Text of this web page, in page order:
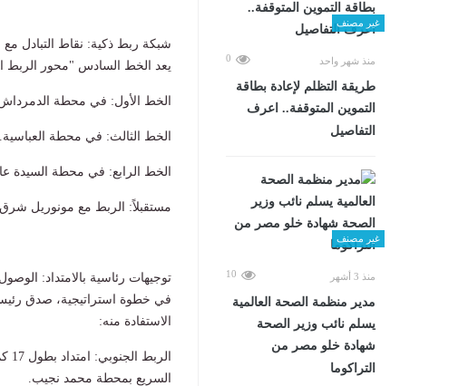
غير مصنف
منذ شهر واحد 0
طريقة التظلم لإعادة بطاقة
التموين المتوقفة.. اعرف
التفاصيل
غير مصنف
منذ 3 أشهر 10
مدير منظمة الصحة العالمية
يسلم نائب وزير الصحة
شهادة خلو مصر من
التراكوما
شبكة ربط ذكية: نقاط التبادل مع
يعد الخط السادس "محور الربط
الخط الأول: في محطة
الخط الثالث: في محطة العباسية.
الخط الرابع: في محطة السيدة
مستقبلاً: الربط مع مونوريل شرق
توجيهات رئاسية بالامتداد:
الاستفادة منه:
السريع بمحطة محمد نجيب.